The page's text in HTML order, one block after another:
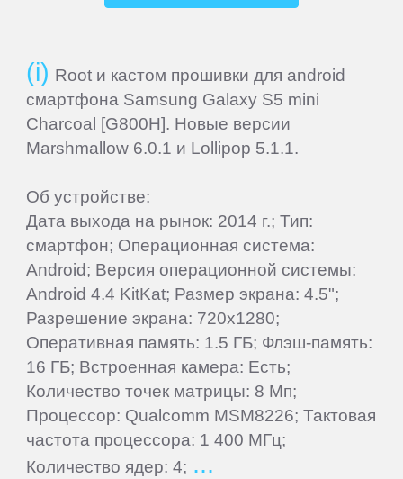
Root и кастом прошивки для android
смартфона Samsung Galaxy S5 mini
Charcoal [G800H]. Новые версии
Marshmallow 6.0.1 и Lollipop 5.1.1.
Об устройстве:
Дата выхода на рынок: 2014 г.; Тип:
смартфон; Операционная система:
Android; Версия операционной системы:
Android 4.4 KitKat; Размер экрана: 4.5";
Разрешение экрана: 720x1280;
Оперативная память: 1.5 ГБ; Флэш-память:
16 ГБ; Встроенная камера: Есть;
Количество точек матрицы: 8 Мп;
Процессор: Qualcomm MSM8226; Тактовая
частота процессора: 1 400 МГц;
Количество ядер: 4;
Starway
Sunlink
Supra
TELEFUNKEN
Tesla
TeXet
Toshiba